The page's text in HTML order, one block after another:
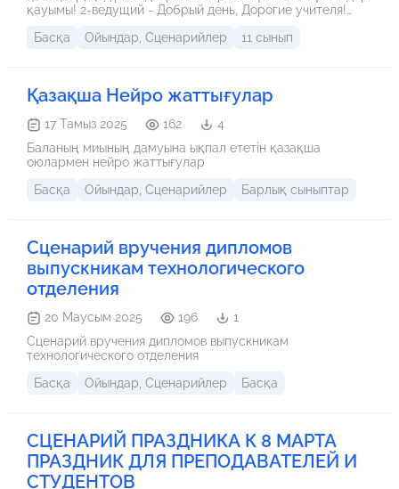
қауымы! 2-ведущий - Добрый день, Дорогие учителя!
и радости, Слушай нас, Родина! Слушай, Земля! Наше
Ұстаздар күні! Бүгін – адам баласына өмірдің мәнін
ұқтырып, жақсылық пен ізгілікке жетелейтін ұлы
тұлғалар – ұстаздар қауымының мерейлі күні! 4-
құтты болсын! Жадырап өткен жаздың соңын ала Алтын
күз де есік қақты. Табиғаттың ең көркем, ең шуақты осы
сыңғырлаған алғашқы қоңырау үнімен, ұстаз бен
бірге келетін – ең мәртебелі мерекелердің бірі –
Мұғалімдер
Басқа Ойындар, Сценарийлер 11 сынып
Қазақша Нейро жаттығулар
17 Тамыз 2025 162
4
Баланың миының дамуына ықпал ететін қазақша
оюлармен нейро жаттығулар
Басқа
Ойындар, Сценарийлер Барлық сыныптар
Сценарий вручения дипломов
выпускникам технологического
отделения
20 Маусым 2025 196
1
Сценарий вручения дипломов выпускникам
технологического отделения
Басқа
Ойындар, Сценарийлер Басқа
СЦЕНАРИЙ ПРАЗДНИКА К 8 МАРТА
ПРАЗДНИК ДЛЯ ПРЕПОДАВАТЕЛЕЙ И
СТУДЕНТОВ